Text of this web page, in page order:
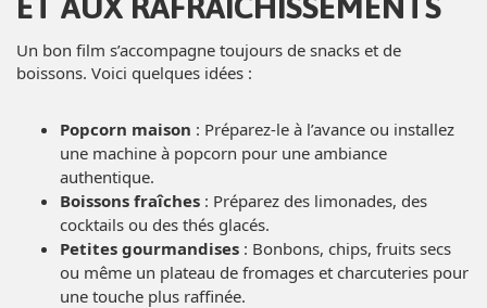
Un bon film s’accompagne toujours de snacks et de
boissons. Voici quelques idées :
Popcorn maison : Préparez-le à l’avance ou installez
une machine à popcorn pour une ambiance
authentique.
Boissons fraîches : Préparez des limonades, des
cocktails ou des thés glacés.
Petites gourmandises : Bonbons, chips, fruits secs
ou même un plateau de fromages et charcuteries pour
une touche plus raffinée.